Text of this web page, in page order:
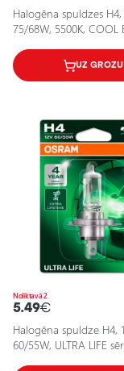
Halogēna spuldzes H4,
75/68W, 5500K, COOL
UZ GROZU
Noliktavā 2
5.49€
Halogēna spuldze H4,
60/55W, ULTRA LIFE